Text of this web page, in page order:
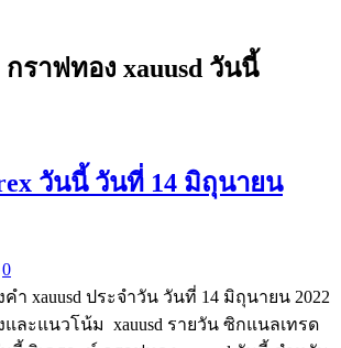
ราฟทอง xauusd วันนี้
วันนี้ วันที่ 14 มิถุนายน
0
ำ xauusd ประจำวัน วันที่ 14 มิถุนายน 2022
และแนวโน้ม xauusd รายวัน ซิกแนลเทรด